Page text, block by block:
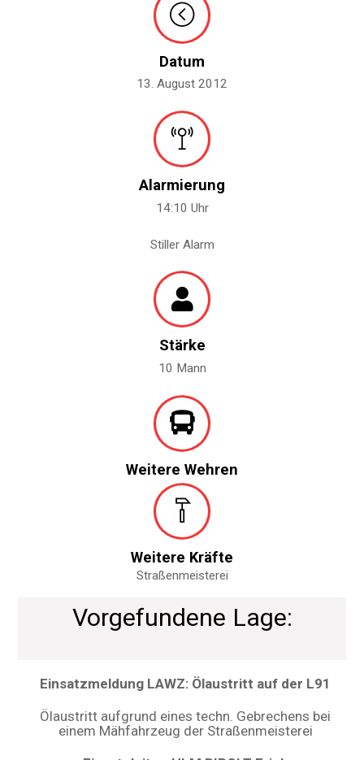
Datum
13. August 2012
Alarmierung
14:10 Uhr
Stiller Alarm
Stärke
10 Mann
Weitere Wehren
Weitere Kräfte
Straßenmeisterei
Vorgefundene Lage:
Einsatzmeldung LAWZ: Ölaustritt auf der L91
Ölaustritt aufgrund eines techn. Gebrechens bei
einem Mähfahrzeug der Straßenmeisterei